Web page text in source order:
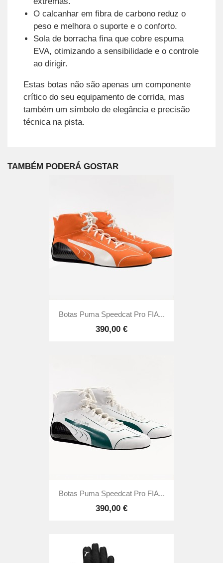
O calcanhar em fibra de carbono reduz o
peso e melhora o suporte e o conforto.
Sola de borracha fina que cobre espuma
EVA, otimizando a sensibilidade e o controle
ao dirigir.
Estas botas não são apenas um componente
crítico do seu equipamento de corrida, mas
também um símbolo de elegância e precisão
técnica na pista.
TAMBÉM PODERÁ GOSTAR
Botas Puma Speedcat Pro FIA...
390,00 €
Botas Puma Speedcat Pro FIA...
390,00 €